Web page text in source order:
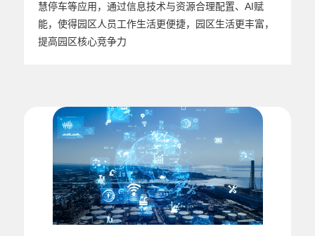
慧停车等应用，通过信息技术与资源合理配置、AI赋
能，使得园区人员工作生活更便捷，园区生活更丰富，
提高园区核心竞争力